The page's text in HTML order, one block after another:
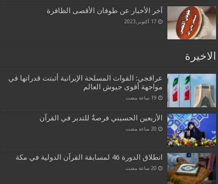
آخر الأخبار عن طوفان الأقصى الظافرة
17 أكتوبر,2023
الاخيرة
عراقجي: القوات المسلحة الإيرانية أثبتت قدراتها في
مواجهة أقوى جيوش العالم
الأربعين الحسيني فرصةٌ للتدبر في القرآن
انطلاق الدورة 46 لمسابقة القرآن الدولية في مكة